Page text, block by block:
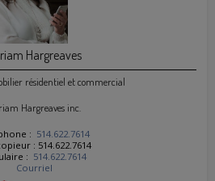
Hargreaves
résidentiel et commercial
Hargreaves inc.
: 514.622.7614
: 514.622.7614
: 514.622.7614
Courriel